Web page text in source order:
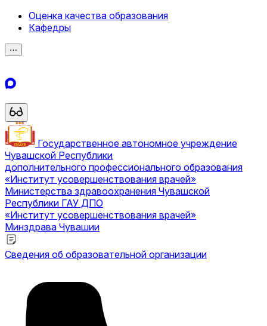
Оценка качества образования
Кафедры
⋯
Государственное автономное учреждение
Чувашской Республики
дополнительного профессионального образования
«Институт усовершенствования врачей»
Министерства здравоохранения Чувашской
Республики ГАУ ДПО
«Институт усовершенствования врачей»
Минздрава Чувашии
Сведения об образовательной организации